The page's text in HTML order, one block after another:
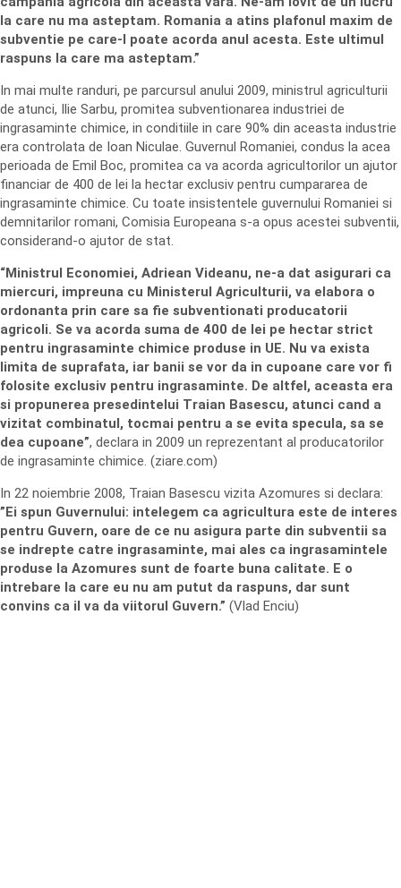
la care nu ma asteptam. Romania a atins plafonul maxim de
subventie pe care-l poate acorda anul acesta. Este ultimul
raspuns la care ma asteptam.”
In mai multe randuri, pe parcursul anului 2009, ministrul agriculturii
de atunci, Ilie Sarbu, promitea subventionarea industriei de
ingrasaminte chimice, in conditiile in care 90% din aceasta industrie
era controlata de Ioan Niculae. Guvernul Romaniei, condus la acea
perioada de Emil Boc, promitea ca va acorda agricultorilor un ajutor
financiar de 400 de lei la hectar exclusiv pentru cumpararea de
ingrasaminte chimice. Cu toate insistentele guvernului Romaniei si
demnitarilor romani, Comisia Europeana s-a opus acestei subventii,
considerand-o ajutor de stat.
“Ministrul Economiei, Adriean Videanu, ne-a dat asigurari ca
miercuri, impreuna cu Ministerul Agriculturii, va elabora o
ordonanta prin care sa fie subventionati producatorii
agricoli. Se va acorda suma de 400 de lei pe hectar strict
pentru ingrasaminte chimice produse in UE. Nu va exista
limita de suprafata, iar banii se vor da in cupoane care vor fi
folosite exclusiv pentru ingrasaminte. De altfel, aceasta era
si propunerea presedintelui Traian Basescu, atunci cand a
vizitat combinatul, tocmai pentru a se evita specula, sa se
dea cupoane”, declara in 2009 un reprezentant al producatorilor
de ingrasaminte chimice. (ziare.com)
In 22 noiembrie 2008, Traian Basescu vizita Azomures si declara:
”Ei spun Guvernului: intelegem ca agricultura este de interes
pentru Guvern, oare de ce nu asigura parte din subventii sa
se indrepte catre ingrasaminte, mai ales ca ingrasamintele
produse la Azomures sunt de foarte buna calitate. E o
intrebare la care eu nu am putut da raspuns, dar sunt
convins ca il va da viitorul Guvern.” (Vlad Enciu)